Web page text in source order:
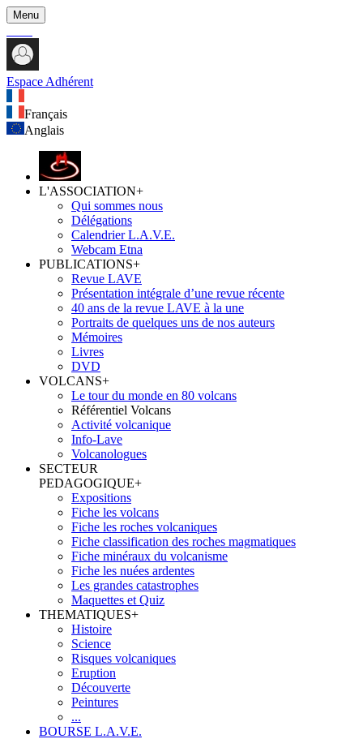
Menu
Espace Adhérent
Français
Anglais
L'ASSOCIATION+
Qui sommes nous
Délégations
Calendrier L.A.V.E.
Webcam Etna
PUBLICATIONS+
Revue LAVE
Présentation intégrale d’une revue récente
40 ans de la revue LAVE à la une
Portraits de quelques uns de nos auteurs
Mémoires
Livres
DVD
VOLCANS+
Le tour du monde en 80 volcans
Référentiel Volcans
Activité volcanique
Info-Lave
Volcanologues
SECTEUR
PEDAGOGIQUE+
Expositions
Fiche les volcans
Fiche les roches volcaniques
Fiche classification des roches magmatiques
Fiche minéraux du volcanisme
Fiche les nuées ardentes
Les grandes catastrophes
Maquettes et Quiz
THEMATIQUES+
Histoire
Science
Risques volcaniques
Eruption
Découverte
Peintures
...
BOURSE L.A.V.E.